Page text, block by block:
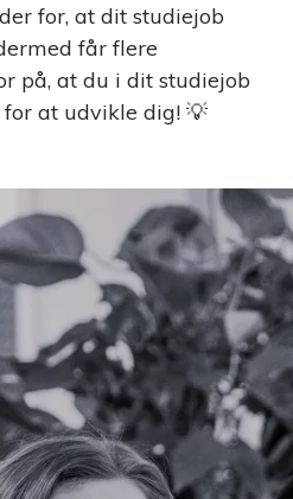
for, at dit studiejob
får flere
på, at du i dit studiejob
at udvikle dig! 💡